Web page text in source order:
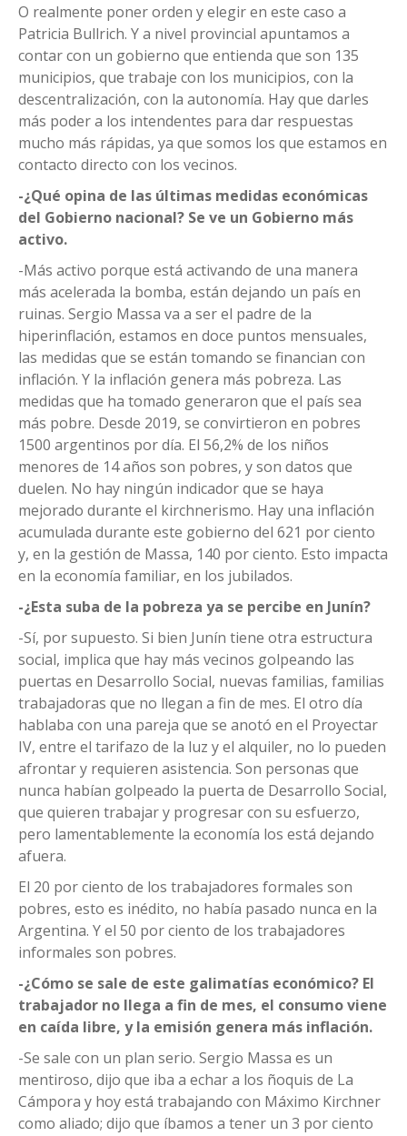
O realmente poner orden y elegir en este caso a
Patricia Bullrich. Y a nivel provincial apuntamos a
contar con un gobierno que entienda que son 135
municipios, que trabaje con los municipios, con la
descentralización, con la autonomía. Hay que darles
más poder a los intendentes para dar respuestas
mucho más rápidas, ya que somos los que estamos en
contacto directo con los vecinos.
-¿Qué opina de las últimas medidas económicas
del Gobierno nacional? Se ve un Gobierno más
activo.
-Más activo porque está activando de una manera
más acelerada la bomba, están dejando un país en
ruinas. Sergio Massa va a ser el padre de la
hiperinflación, estamos en doce puntos mensuales,
las medidas que se están tomando se financian con
inflación. Y la inflación genera más pobreza. Las
medidas que ha tomado generaron que el país sea
más pobre. Desde 2019, se convirtieron en pobres
1500 argentinos por día. El 56,2% de los niños
menores de 14 años son pobres, y son datos que
duelen. No hay ningún indicador que se haya
mejorado durante el kirchnerismo. Hay una inflación
acumulada durante este gobierno del 621 por ciento
y, en la gestión de Massa, 140 por ciento. Esto impacta
en la economía familiar, en los jubilados.
-¿Esta suba de la pobreza ya se percibe en Junín?
-Sí, por supuesto. Si bien Junín tiene otra estructura
social, implica que hay más vecinos golpeando las
puertas en Desarrollo Social, nuevas familias, familias
trabajadoras que no llegan a fin de mes. El otro día
hablaba con una pareja que se anotó en el Proyectar
IV, entre el tarifazo de la luz y el alquiler, no lo pueden
afrontar y requieren asistencia. Son personas que
nunca habían golpeado la puerta de Desarrollo Social,
que quieren trabajar y progresar con su esfuerzo,
pero lamentablemente la economía los está dejando
afuera.
El 20 por ciento de los trabajadores formales son
pobres, esto es inédito, no había pasado nunca en la
Argentina. Y el 50 por ciento de los trabajadores
informales son pobres.
-¿Cómo se sale de este galimatías económico? El
trabajador no llega a fin de mes, el consumo viene
en caída libre, y la emisión genera más inflación.
-Se sale con un plan serio. Sergio Massa es un
mentiroso, dijo que iba a echar a los ñoquis de La
Cámpora y hoy está trabajando con Máximo Kirchner
como aliado; dijo que íbamos a tener un 3 por ciento